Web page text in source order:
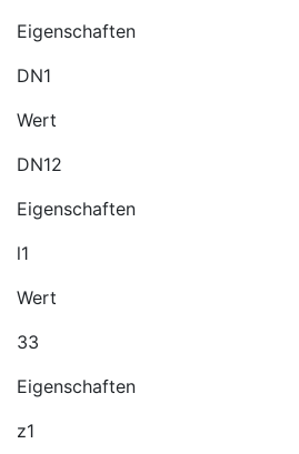
Eigenschaften
DN1
Wert
DN12
Eigenschaften
l1
Wert
33
Eigenschaften
z1